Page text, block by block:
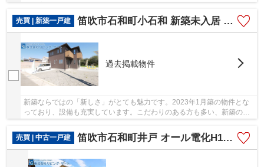
売買 | 新築一戸建
笛吹市石和町小石和 新築未入居 高気密高断熱住宅 前面道6ｍ
過去掲載物件
新築ならではの「新しさ」がとても魅力です。2023年1月築の物件とな
っており、設備も充実しています。こだわりのある方も多い、新築の戸
売買 | 中古一戸建
笛吹市石和町井戸 オール電化H18年築中古住宅 大型建物